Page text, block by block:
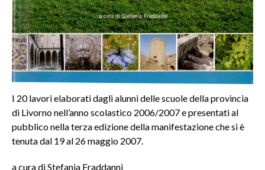
I 20 lavori elaborati dagli alunni delle scuole della provincia
di Livorno nell’anno scolastico 2006/2007 e presentati al
pubblico nella terza edizione della manifestazione che si è
tenuta dal 19 al 26 maggio 2007.
a cura di Stefania Fraddanni